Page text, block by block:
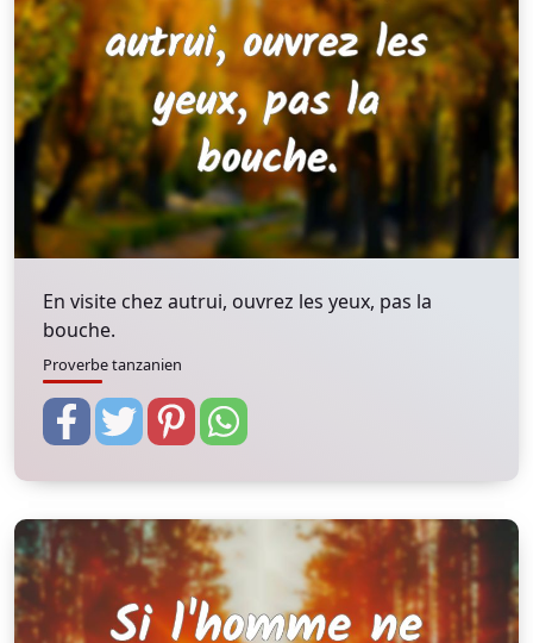
En visite chez autrui, ouvrez les yeux, pas la
bouche.
Proverbe tanzanien